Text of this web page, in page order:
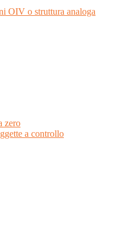
OIV o struttura analoga
zero
a controllo